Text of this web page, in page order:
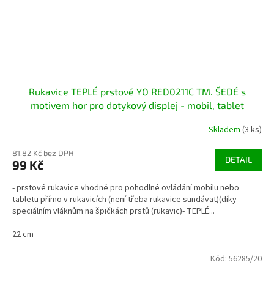
Rukavice TEPLÉ prstové YO RED0211C TM. ŠEDÉ s
motivem hor pro dotykový displej - mobil, tablet
Skladem (3 ks)
81,82 Kč bez DPH
99 Kč DETAIL
- prstové rukavice vhodné pro pohodlné ovládání mobilu nebo
tabletu přímo v rukavicích (není třeba rukavice sundávat)(díky
speciálním vláknům na špičkách prstů (rukavic)- TEPLÉ...
22 cm
Kód: 56285/20